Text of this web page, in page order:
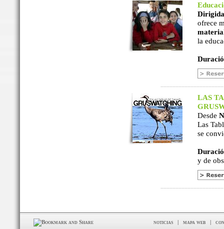
ofrece
la
LAS
Desde
Las
se
y de
noticias | mapa web |